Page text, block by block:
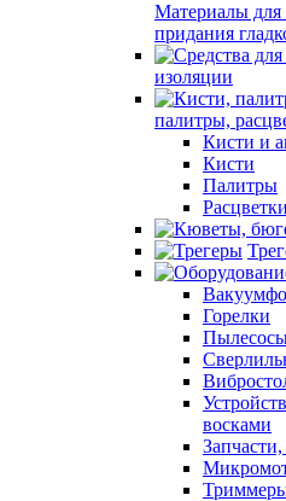
Материалы для
придания
изоляции
палитры,
Кисти и
Кисти
Палитры
Расцветки
Горелки
восками